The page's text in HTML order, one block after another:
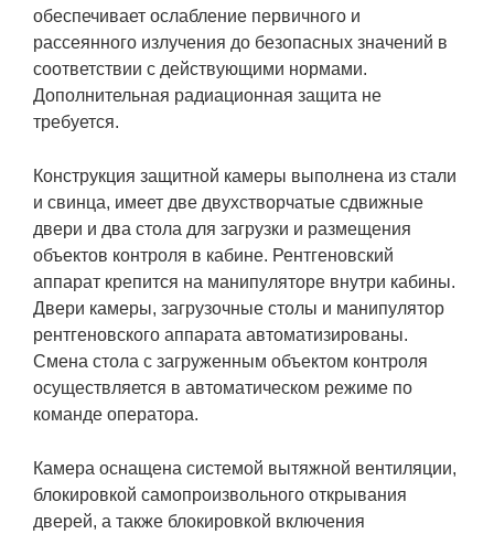
обеспечивает ослабление первичного и
рассеянного излучения до безопасных значений в
соответствии с действующими нормами.
Дополнительная радиационная защита не
требуется.
Конструкция защитной камеры выполнена из стали
и свинца, имеет две двухстворчатые сдвижные
двери и два стола для загрузки и размещения
объектов контроля в кабине. Рентгеновский
аппарат крепится на манипуляторе внутри кабины.
Двери камеры, загрузочные столы и манипулятор
рентгеновского аппарата автоматизированы.
Смена стола с загруженным объектом контроля
осуществляется в автоматическом режиме по
команде оператора.
Камера оснащена системой вытяжной вентиляции,
блокировкой самопроизвольного открывания
дверей, а также блокировкой включения